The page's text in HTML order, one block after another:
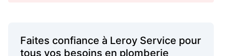
Faites confiance à Leroy Service pour
tous vos besoins en plomberie